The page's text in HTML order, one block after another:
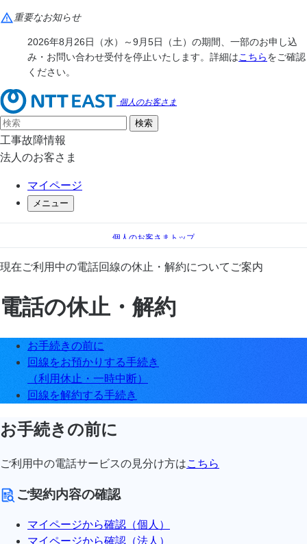
重要なお知らせ
2026年8月26日（水）～9月5日（土）の期間、一部のお申し込
み・お問い合わせ受付を停止いたします。詳細はこちらをご確認
ください。
個人のお客さま
工事故障情報
法人のお客さま
マイページ
メニュー
個人のお客さまトップ
手続き（移転、変更）
電話
電話の休止・解約
現在ご利用中の電話回線の休止・解約についてご案内
電話の休止・解約
お手続きの前に
回線をお預かりする手続き
（利用休止・一時中断）
回線を解約する手続き
お手続きの前に
ご利用中の電話サービスの見分け方はこちら
ご契約内容の確認
マイページから確認（個人）
マイページから確認（法人）